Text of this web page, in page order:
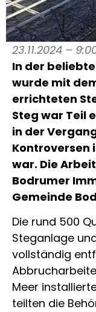
23.11.2024 –
In der
wurde mit
errichteten
Steg war Teil
in der
Kontroversen
war. Die
Bodrumer
Gemeinde
Die rund 500
Steganlage
vollständig
Meer
teilten die